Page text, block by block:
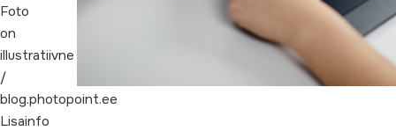
Foto
on
illustratiivne
/
blog.photopoint.ee
Lisainfo